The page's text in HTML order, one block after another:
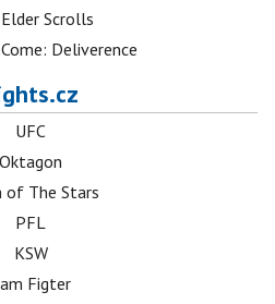
Scrolls
Deliverence
UFC
Oktagon
of The Stars
PFL
KSW
Figter